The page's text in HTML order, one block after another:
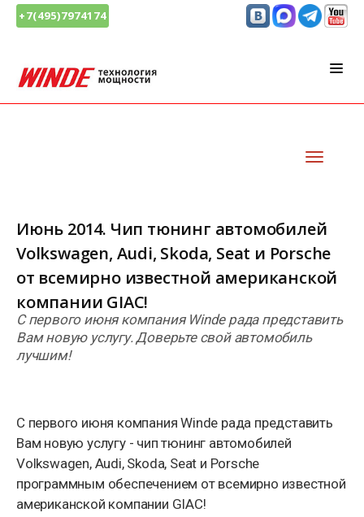
+7(495)7974174
Июнь 2014. Чип тюнинг автомобилей
Volkswagen, Audi, Skoda, Seat и Porsche
от всемирно известной американской
компании GIAC!
С первого июня компания Winde рада представить
Вам новую услугу. Доверьте свой автомобиль
лучшим!
С первого июня компания Winde рада представить
Вам новую услугу - чип тюнинг автомобилей
Volkswagen, Audi, Skoda, Seat и Porsche
программным обеспечением от всемирно известной
американской компании GIAC!